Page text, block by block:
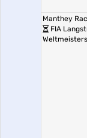
Manthey
FIA